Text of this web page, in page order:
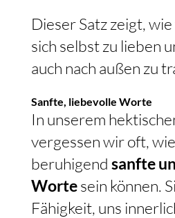
Dieser Satz zeigt,
sich selbst zu lieben
auch nach außen zu
Sanfte, liebevolle Worte
In unserem
vergessen wir oft,
beruhigend sanfte
Wortesein können.
Fähigkeit, uns